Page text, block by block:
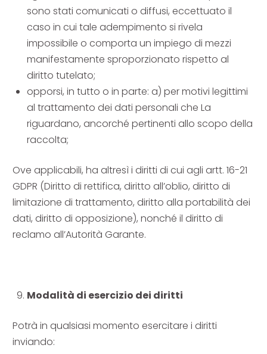
sono stati comunicati o diffusi, eccettuato il
caso in cui tale adempimento si rivela
impossibile o comporta un impiego di mezzi
manifestamente sproporzionato rispetto al
diritto tutelato;
opporsi, in tutto o in parte: a) per motivi legittimi
al trattamento dei dati personali che La
riguardano, ancorché pertinenti allo scopo della
raccolta;
Ove applicabili, ha altresì i diritti di cui agli artt. 16-21
GDPR (Diritto di rettifica, diritto all’oblio, diritto di
limitazione di trattamento, diritto alla portabilità dei
dati, diritto di opposizione), nonché il diritto di
reclamo all’Autorità Garante.
Modalità di esercizio dei diritti
Potrà in qualsiasi momento esercitare i diritti
inviando: